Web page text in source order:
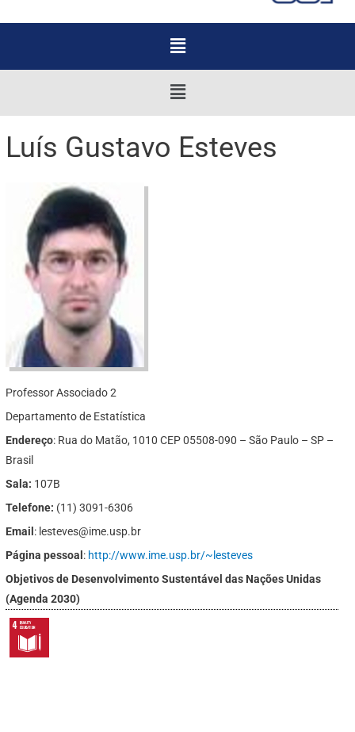
Menu
Menu
Luís Gustavo Esteves
Professor Associado 2
Departamento de Estatística
Endereço: Rua do Matão, 1010 CEP 05508-090 – São Paulo – SP –
Brasil
Sala: 107B
Telefone: (11) 3091-6306
Email : lesteves@ime.usp.br
Página pessoal : http://www.ime.usp.br/~lesteves
Objetivos de Desenvolvimento Sustentável das Nações Unidas
(Agenda 2030)